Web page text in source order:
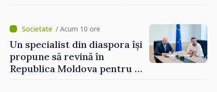
/ Acum 10 ore
Un specialist din diaspora își
propune să revină în
Republica Moldova pentru a